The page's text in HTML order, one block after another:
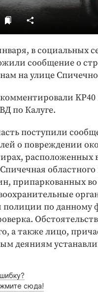
чтиво
годав социальных
сообщение о
на улице
KP40
по Калуге.
поступили
о повреждении
расположенных
припаркованных во
по данному
а также лицо,
деяниям
сюда!